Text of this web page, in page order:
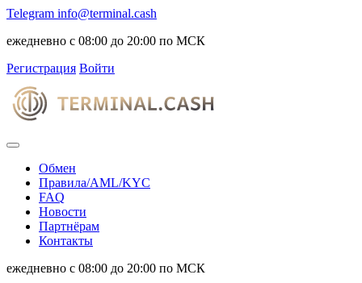
Telegram info@terminal.cash
ежедневно с 08:00 до 20:00 по МСК
Регистрация Войти
Обмен
Правила/AML/KYC
FAQ
Новости
Партнёрам
Контакты
ежедневно с 08:00 до 20:00 по МСК